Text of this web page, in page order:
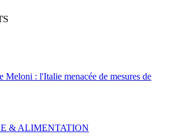
Meloni : l'Italie menacée de mesures de
& ALIMENTATION